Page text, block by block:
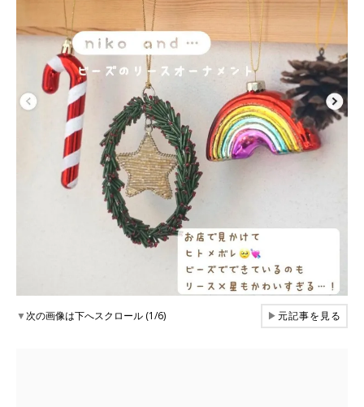
▼次の画像は下へスクロール (1/6) ▶元記事を見る